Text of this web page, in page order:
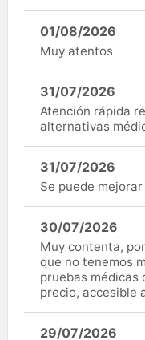
01/08/2026
Muy atentos
31/07/2026
Atención rápida
alternativas
31/07/2026
Se puede mejorar
30/07/2026
Muy contenta,
que no tenemos
pruebas médicas
precio, accesible
29/07/2026